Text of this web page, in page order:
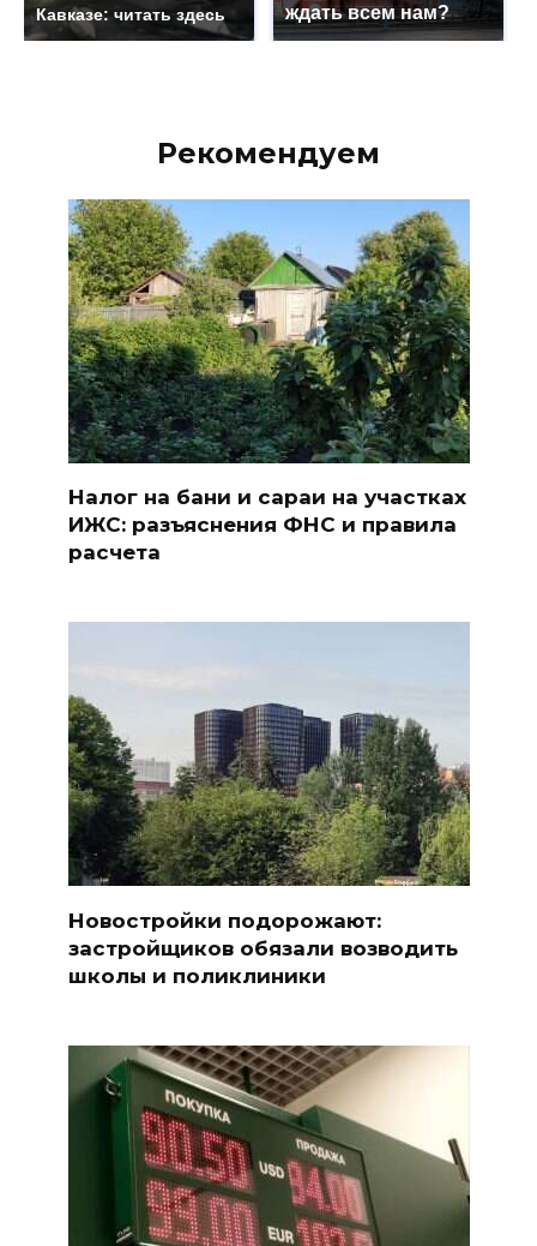
Кавказе: читать здесь
ждать всем нам?
Рекомендуем
Налог на бани и сараи на участках
ИЖС: разъяснения ФНС и правила
расчета
Новостройки подорожают:
застройщиков обязали возводить
школы и поликлиники